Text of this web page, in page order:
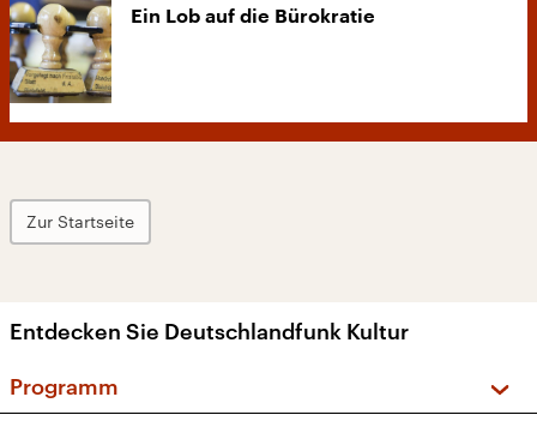
Ein Lob auf die Bürokratie
Zur Startseite
Entdecken Sie Deutschlandfunk Kultur
Programm